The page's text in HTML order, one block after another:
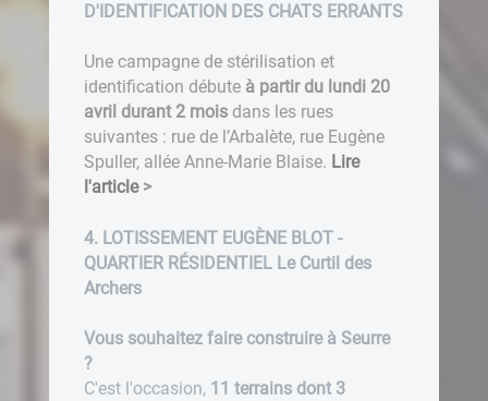
D'IDENTIFICATION DES CHATS ERRANTS
Une campagne de stérilisation et
identification débute à partir du lundi 20
avril durant 2 moisdans les rues
suivantes : rue de l’Arbalète, rue Eugène
Spuller, allée Anne-Marie Blaise. Lire
l'article>
4. LOTISSEMENT EUGÈNE BLOT -
QUARTIER RÉSIDENTIEL Le Curtil des
Archers
Vous souhaitez faire construire à Seurre
?
C'est l'occasion, 11 terrains dont 3